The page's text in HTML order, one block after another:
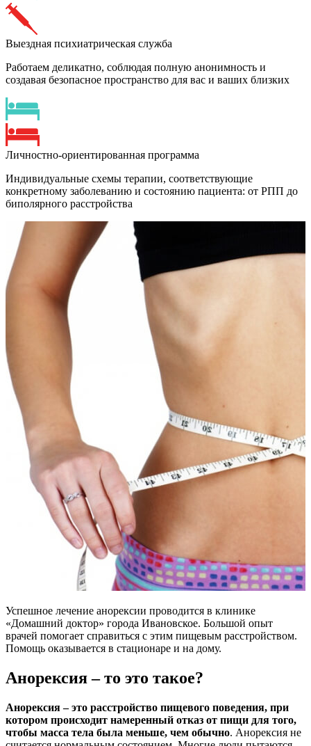
Выездная психиатрическая служба
Работаем деликатно, соблюдая полную анонимность и
создавая безопасное пространство для вас и ваших близких
Личностно-ориентированная программа
Индивидуальные схемы терапии, соответствующие
конкретному заболеванию и состоянию пациента: от РПП до
биполярного расстройства
Успешное лечение анорексии проводится в клинике
«Домашний доктор» города Ивановское. Большой опыт
врачей помогает справиться с этим пищевым расстройством.
Помощь оказывается в стационаре и на дому.
Анорексия – то это такое?
Анорексия – это расстройство пищевого поведения, при
котором происходит намеренный отказ от пищи для того,
чтобы масса тела была меньше, чем обычно. Анорексия не